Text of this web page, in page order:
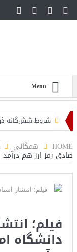
Menu
شروط شش‌گانه
ذوالقدرها پخته!
ایران؛ فرمانده
کافی نیست
روزنامه:
تحلیلگر سعودی:
HOME همگانی
صادق رمز ارز هم درآمد
فیلم؛
دانشگاه